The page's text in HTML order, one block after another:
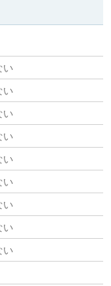
い
い
い
い
い
い
い
い
い